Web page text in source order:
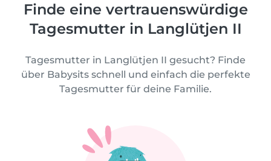
Finde eine vertrauenswürdige
Tagesmutter in Langlütjen II
Tagesmutter in Langlütjen II gesucht? Finde
über Babysits schnell und einfach die perfekte
Tagesmutter für deine Familie.